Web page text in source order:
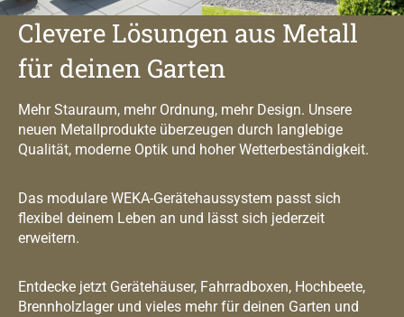
Clevere Lösungen aus Metall
für deinen Garten
Mehr Stauraum, mehr Ordnung, mehr Design. Unsere
neuen Metallprodukte überzeugen durch langlebige
Qualität, moderne Optik und hoher Wetterbeständigkeit.
Das modulare WEKA-Gerätehaussystem passt sich
flexibel deinem Leben an und lässt sich jederzeit
erweitern.
Entdecke jetzt Gerätehäuser, Fahrradboxen, Hochbeete,
Brennholzlager und vieles mehr für deinen Garten und